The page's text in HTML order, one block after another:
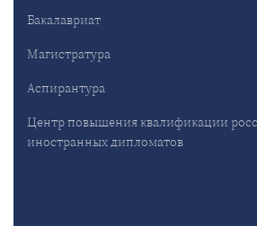
Бакалавриат
Магистратура
Аспирантура
Центр повышения квалификации
иностранных дипломатов